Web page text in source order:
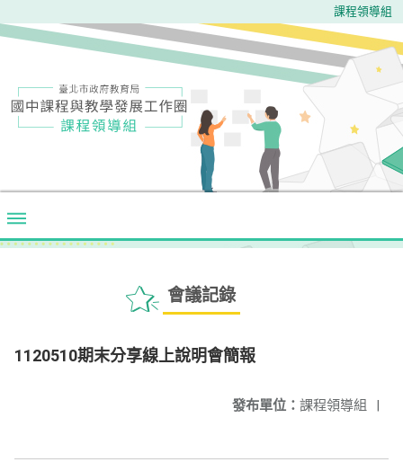
課程領導組
會議記錄
1120510期末分享線上說明會簡報
發布單位： 課程領導組 |